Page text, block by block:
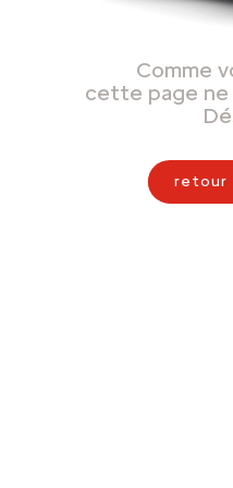
Comme
cette page ne
retour